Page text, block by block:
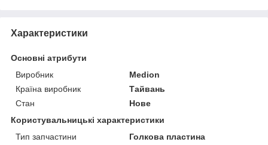
Характеристики
Основні атрибути
Виробник
Medion
Країна виробник
Тайвань
Стан
Нове
Користувальницькі характеристики
Тип запчастини
Голкова пластина